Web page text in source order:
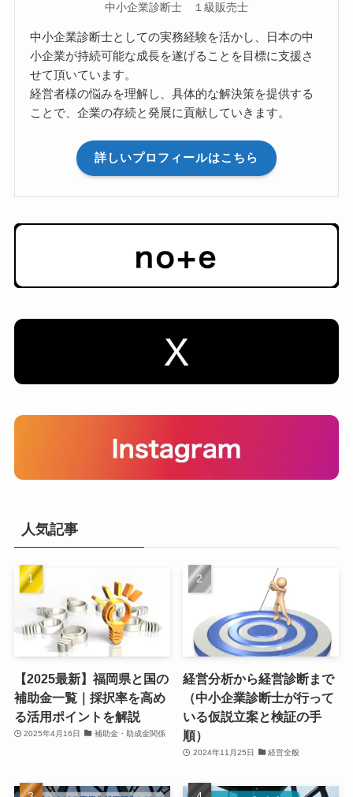
中小企業診断士 １級販売士
中小企業診断士としての実務経験を活かし、日本の中
小企業が持続可能な成長を遂げることを目標に支援さ
せて頂いています。
経営者様の悩みを理解し、具体的な解決策を提供する
ことで、企業の存続と発展に貢献していきます。
詳しいプロフィールはこちら
人気記事
【2025最新】福岡県と国の
補助金一覧｜採択率を高め
る活用ポイントを解説
2025年4月16日 補助金・助成金関係
経営分析から経営診断まで
（中小企業診断士が行って
いる仮説立案と検証の手
順）
2024年11月25日 経営全般